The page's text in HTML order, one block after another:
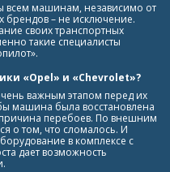
всем машинам, независимо от
брендов – не исключение.
своих транспортных
такие специалисты
«Opel» и «Сhevrolet»?
важным этапом перед их
машина была восстановлена
перебоев. По внешним
о том, что сломалось. И
в комплексе с
дает возможность